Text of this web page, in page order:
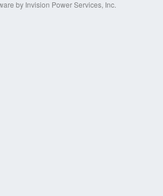
by Invision Power Services, Inc.